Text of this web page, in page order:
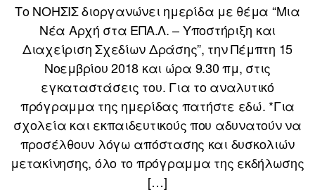
Το ΝΟΗΣΙΣ διοργανώνει ημερίδα με θέμα “Μια
Νέα Αρχή στα ΕΠΑ.Λ. – Υποστήριξη και
Διαχείριση Σχεδίων Δράσης”, την Πέμπτη 15
Νοεμβρίου 2018 και ώρα 9.30 πμ, στις
εγκαταστάσεις του. Για το αναλυτικό
πρόγραμμα της ημερίδας πατήστε εδώ. *Για
σχολεία και εκπαιδευτικούς που αδυνατούν να
προσέλθουν λόγω απόστασης και δυσκολιών
μετακίνησης, όλο το πρόγραμμα της εκδήλωσης
[…]